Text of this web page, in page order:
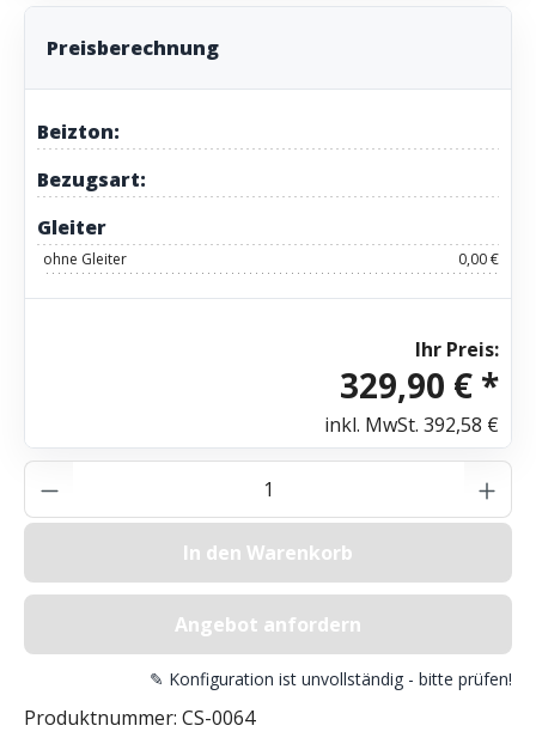
Preisberechnung
Beizton:
Bezugsart:
Gleiter
ohne Gleiter 0,00 €
Ihr Preis:
329,90 € *
inkl. MwSt. 392,58 €
Produkt Anzahl: Gib den gewünschten
In den Warenkorb
Angebot anfordern
✎ Konfiguration ist unvollständig - bitte prüfen!
Produktnummer: CS-0064